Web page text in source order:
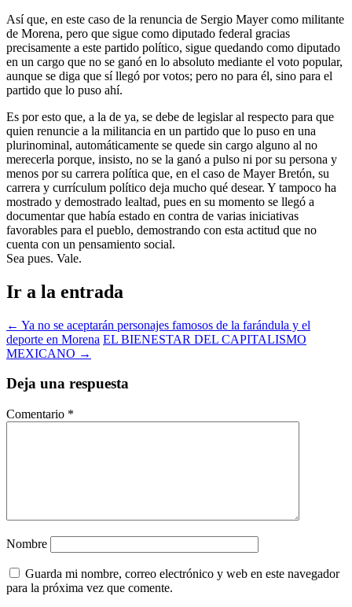
Así que, en este caso de la renuncia de Sergio Mayer como militante
de Morena, pero que sigue como diputado federal gracias
precisamente a este partido político, sigue quedando como diputado
en un cargo que no se ganó en lo absoluto mediante el voto popular,
aunque se diga que sí llegó por votos; pero no para él, sino para el
partido que lo puso ahí.
Es por esto que, a la de ya, se debe de legislar al respecto para que
quien renuncie a la militancia en un partido que lo puso en una
plurinominal, automáticamente se quede sin cargo alguno al no
merecerla porque, insisto, no se la ganó a pulso ni por su persona y
menos por su carrera política que, en el caso de Mayer Bretón, su
carrera y currículum político deja mucho qué desear. Y tampoco ha
mostrado y demostrado lealtad, pues en su momento se llegó a
documentar que había estado en contra de varias iniciativas
favorables para el pueblo, demostrando con esta actitud que no
cuenta con un pensamiento social.
Sea pues. Vale.
Ir a la entrada
← Ya no se aceptarán personajes famosos de la farándula y el
deporte en Morena EL BIENESTAR DEL CAPITALISMO
MEXICANO →
Deja una respuesta
Comentario *
Nombre
Guarda mi nombre, correo electrónico y web en este navegador
para la próxima vez que comente.